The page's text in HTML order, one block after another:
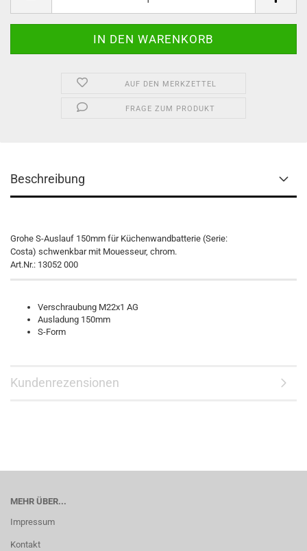
AUF DEN MERKZETTEL
FRAGE ZUM PRODUKT
Beschreibung
Grohe S-Auslauf 150mm für Küchenwandbatterie (Serie:
Costa) schwenkbar mit Mouesseur, chrom.
Art.Nr.: 13052 000
Verschraubung M22x1 AG
Ausladung 150mm
S-Form
Kundenrezensionen
MEHR ÜBER...
Impressum
Kontakt